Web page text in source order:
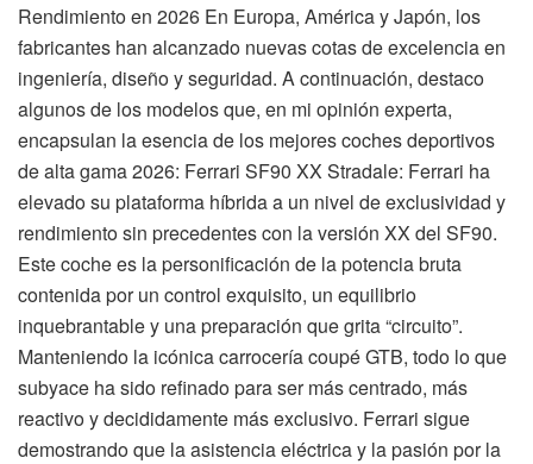
Rendimiento en 2026 En Europa, América y Japón, los
fabricantes han alcanzado nuevas cotas de excelencia en
ingeniería, diseño y seguridad. A continuación, destaco
algunos de los modelos que, en mi opinión experta,
encapsulan la esencia de los mejores coches deportivos
de alta gama 2026: Ferrari SF90 XX Stradale: Ferrari ha
elevado su plataforma híbrida a un nivel de exclusividad y
rendimiento sin precedentes con la versión XX del SF90.
Este coche es la personificación de la potencia bruta
contenida por un control exquisito, un equilibrio
inquebrantable y una preparación que grita “circuito”.
Manteniendo la icónica carrocería coupé GTB, todo lo que
subyace ha sido refinado para ser más centrado, más
reactivo y decididamente más exclusivo. Ferrari sigue
demostrando que la asistencia eléctrica y la pasión por la